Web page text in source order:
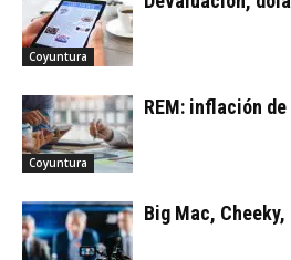
Coyuntura
Coyuntura
REM: inflación
Big Mac,